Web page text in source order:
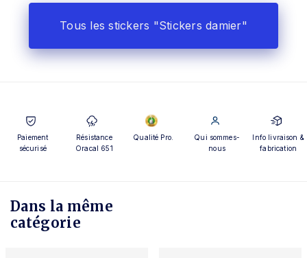
Tous les stickers "Stickers damier"
Paiement
sécurisé
Résistance
Oracal 651
Qualité Pro.
Qui sommes-
nous
Info livraison &
fabrication
Dans la même
catégorie